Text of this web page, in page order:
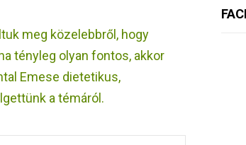
meg közelebbről, hogy
tényleg olyan fontos, akkor
Emese dietetikus,
a témáról.